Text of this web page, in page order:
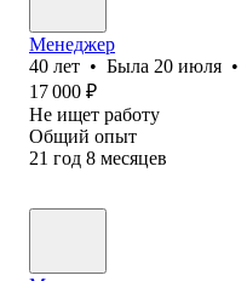
Менеджер
40 лет • Была 20 июля •
17 000 ₽
Не ищет работу
Общий опыт
21 год 8 месяцев